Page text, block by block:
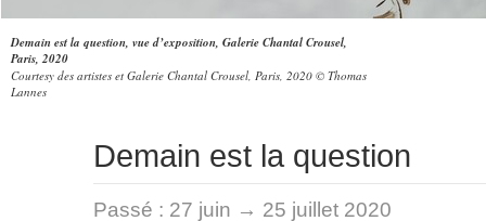
Demain est la question, vue d’exposition, Galerie Chantal Crousel,
Paris, 2020
Courtesy des artistes et Galerie Chantal Crousel, Paris, 2020 © Thomas
Lannes
Demain est la question
Passé : 27 juin → 25 juillet 2020